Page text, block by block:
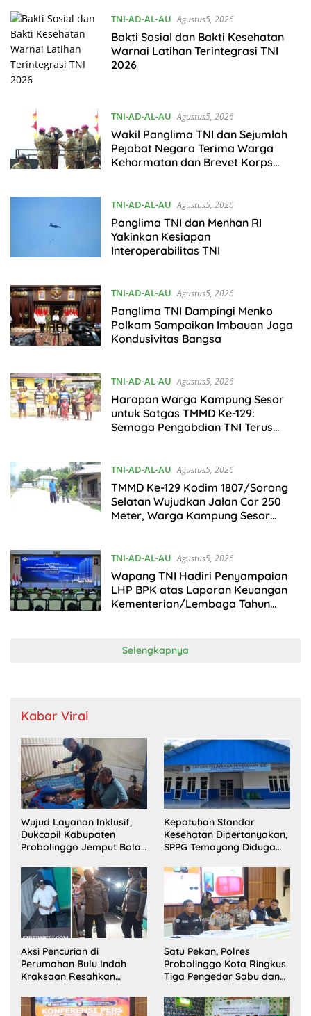
TNI-AD-AL-AU Agustus5, 2026
Bakti Sosial dan Bakti Kesehatan
Warnai Latihan Terintegrasi TNI
2026
TNI-AD-AL-AU Agustus5, 2026
Wakil Panglima TNI dan Sejumlah
Pejabat Negara Terima Warga
Kehormatan dan Brevet Korps
TNI-AD-AL-AU Agustus5, 2026
Panglima TNI dan Menhan RI
Yakinkan Kesiapan
Interoperabilitas TNI
TNI-AD-AL-AU Agustus5, 2026
Panglima TNI Dampingi Menko
Polkam Sampaikan Imbauan Jaga
Kondusivitas Bangsa
TNI-AD-AL-AU Agustus5, 2026
Harapan Warga Kampung Sesor
untuk Satgas TMMD Ke-129:
Semoga Pengabdian TNI Terus
TNI-AD-AL-AU Agustus5, 2026
TMMD Ke-129 Kodim 1807/Sorong
Selatan Wujudkan Jalan Cor 250
Meter, Warga Kampung Sesor
TNI-AD-AL-AU Agustus5, 2026
Wapang TNI Hadiri Penyampaian
LHP BPK atas Laporan Keuangan
Kementerian/Lembaga Tahun
Selengkapnya
Kabar Viral
Wujud Layanan Inklusif,
Dukcapil Kabupaten
Probolinggo Jemput Bola
Disabilitas di Dringu
Kepatuhan Standar
Kesehatan Dipertanyakan,
SPPG Temayang Diduga
Aksi Pencurian di
Perumahan Bulu Indah
Kraksaan Resahkan
Satu Pekan, Polres
Probolinggo Kota Ringkus
Tiga Pengedar Sabu dan